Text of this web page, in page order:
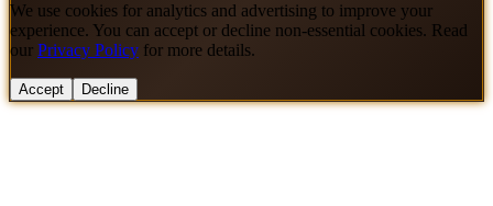
We use cookies for analytics and advertising to improve your
experience. You can accept or decline non-essential cookies. Read
our Privacy Policy for more details.
Accept Decline